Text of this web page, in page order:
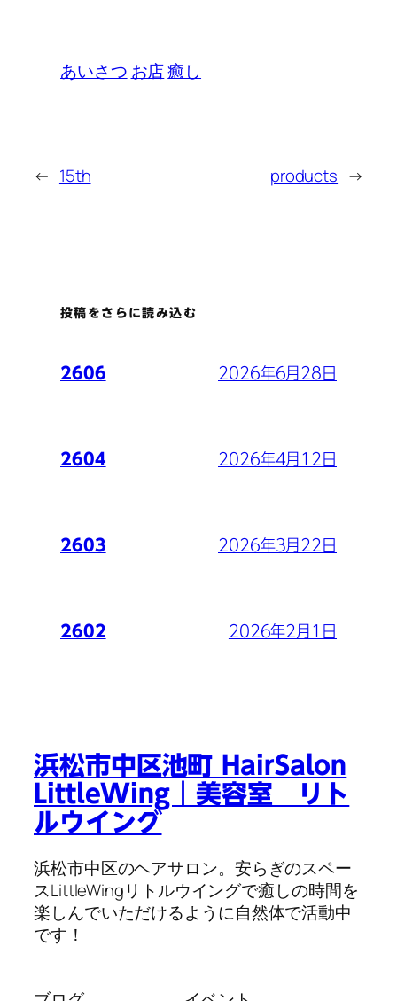
あいさつ お店癒し
← 15th products →
投稿をさらに読み込む
2606 2026年6月28日
2604 2026年4月12日
2603 2026年3月22日
2602 2026年2月1日
浜松市中区池町 HairSalon
LittleWing｜美容室 リト
ルウイング
浜松市中区のヘアサロン。安らぎのスペー
スLittleWingリトルウイングで癒しの時間を
楽しんでいただけるように自然体で活動中
です！